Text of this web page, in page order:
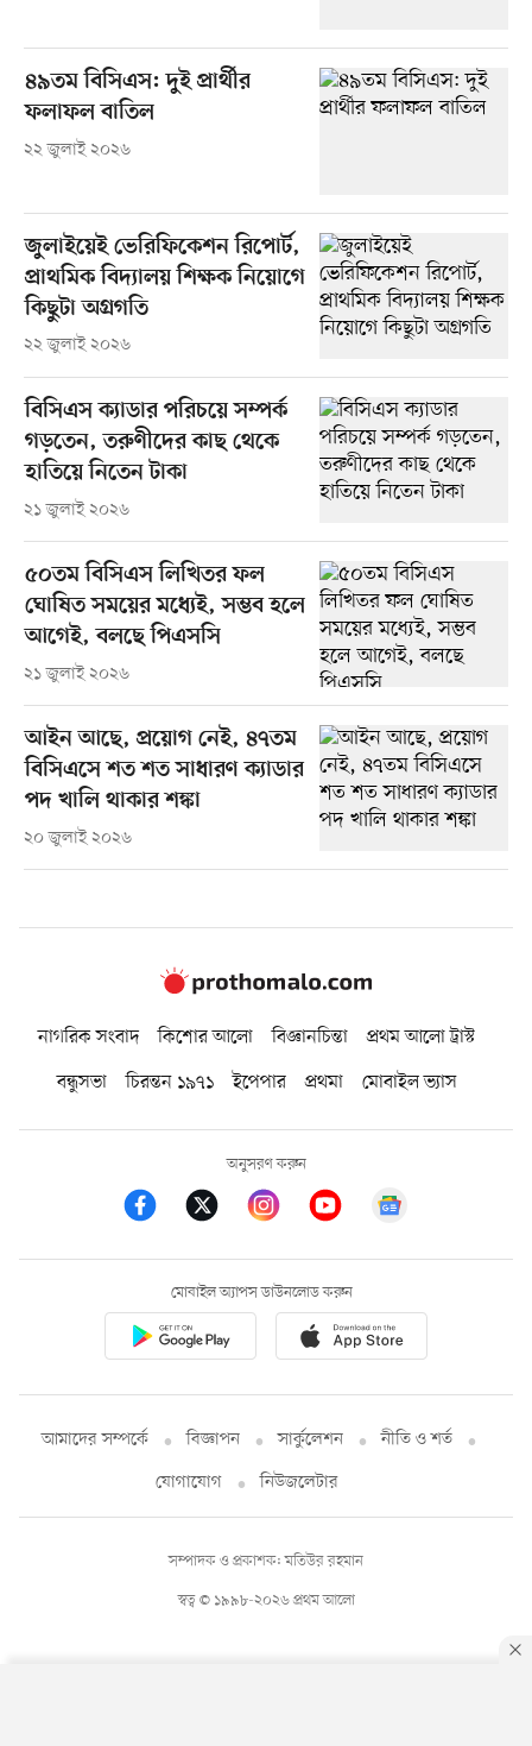
৪৯তম বিসিএস: দুই প্রার্থীর
ফলাফল বাতিল
২২ জুলাই ২০২৬
জুলাইয়েই ভেরিফিকেশন রিপোর্ট,
প্রাথমিক বিদ্যালয় শিক্ষক নিয়োগে
কিছুটা অগ্রগতি
২২ জুলাই ২০২৬
বিসিএস ক্যাডার পরিচয়ে সম্পর্ক
গড়তেন, তরুণীদের কাছ থেকে
হাতিয়ে নিতেন টাকা
২১ জুলাই ২০২৬
৫০তম বিসিএস লিখিতর ফল
ঘোষিত সময়ের মধ্যেই, সম্ভব হলে
আগেই, বলছে পিএসসি
২১ জুলাই ২০২৬
আইন আছে, প্রয়োগ নেই, ৪৭তম
বিসিএসে শত শত সাধারণ ক্যাডার
পদ খালি থাকার শঙ্কা
২০ জুলাই ২০২৬
নাগরিক সংবাদ কিশোর আলো বিজ্ঞানচিন্তা
প্রথম আলো ট্রাস্ট
বন্ধুসভা
চিরন্তন ১৯৭১ ইপেপার প্রথমা মোবাইল ভ্যাস
অনুসরণ করুন
মোবাইল অ্যাপস ডাউনলোড করুন
আমাদের সম্পর্কে বিজ্ঞাপন সার্কুলেশন
নীতি ও শর্ত
যোগাযোগ
নিউজলেটার
স্বত্ব © ১৯৯৮-২০২৬ প্রথম আলো
সম্পাদক ও প্রকাশক: মতিউর রহমান